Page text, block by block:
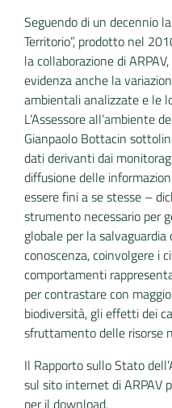
Seguendo di un decennio
Territorio”, prodotto nel
la collaborazione di
evidenza anche la
ambientali analizzate e le
L’Assessore all’ambiente
Gianpaolo Bottacin
dati derivanti dai
diffusione delle
essere fini a se stesse –
strumento necessario per
globale per la salvaguardia
conoscenza, coinvolgere i
comportamenti
per contrastare con
biodiversità, gli effetti dei
sfruttamento delle risorse
Il Rapporto sullo Stato
sul sito internet di ARPAV
per il download.